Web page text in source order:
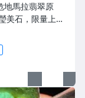
地馬拉翡翠原
美石，限量上
截標！真實成交
馬拉 翡翠原石 拍